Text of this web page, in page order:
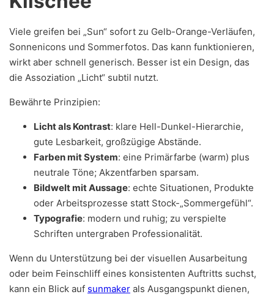
Viele greifen bei „Sun“ sofort zu Gelb-Orange-Verläufen,
Sonnenicons und Sommerfotos. Das kann funktionieren,
wirkt aber schnell generisch. Besser ist ein Design, das
die Assoziation „Licht“ subtil nutzt.
Bewährte Prinzipien:
Licht als Kontrast: klare Hell-Dunkel-Hierarchie,
gute Lesbarkeit, großzügige Abstände.
Farben mit System: eine Primärfarbe (warm) plus
neutrale Töne; Akzentfarben sparsam.
Bildwelt mit Aussage: echte Situationen, Produkte
oder Arbeitsprozesse statt Stock-„Sommergefühl“.
Typografie: modern und ruhig; zu verspielte
Schriften untergraben Professionalität.
Wenn du Unterstützung bei der visuellen Ausarbeitung
oder beim Feinschliff eines konsistenten Auftritts suchst,
kann ein Blick auf sunmaker als Ausgangspunkt dienen,